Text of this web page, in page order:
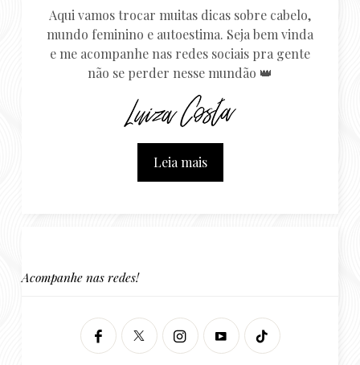
Aqui vamos trocar muitas dicas sobre cabelo,
mundo feminino e autoestima. Seja bem vinda
e me acompanhe nas redes sociais pra gente
não se perder nesse mundão 👑
Leia mais
Acompanhe nas redes!